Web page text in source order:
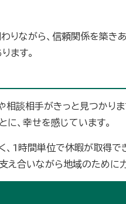
りながら、信頼関係を築き
ます。
談相手がきっと見つかりま
、幸せを感じています。
1時間単位で休暇が取得で
え合いながら地域のために